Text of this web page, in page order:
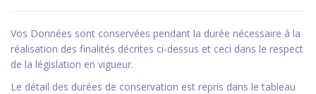
Vos Données sont conservées pendant la durée nécessaire à la
réalisation des finalités décrites ci-dessus et ceci dans le respect
de la législation en vigueur.
Le détail des durées de conservation est repris dans le tableau